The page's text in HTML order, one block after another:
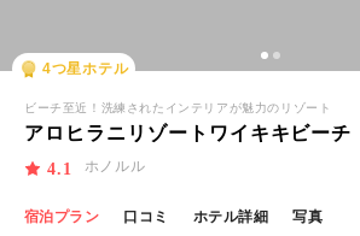
4つ星ホテル
ビーチ至近！洗練されたインテリアが魅力のリゾート
アロヒラニリゾートワイキキビーチ
4.1 ホノルル
宿泊プラン 口コミ ホテル詳細 写真